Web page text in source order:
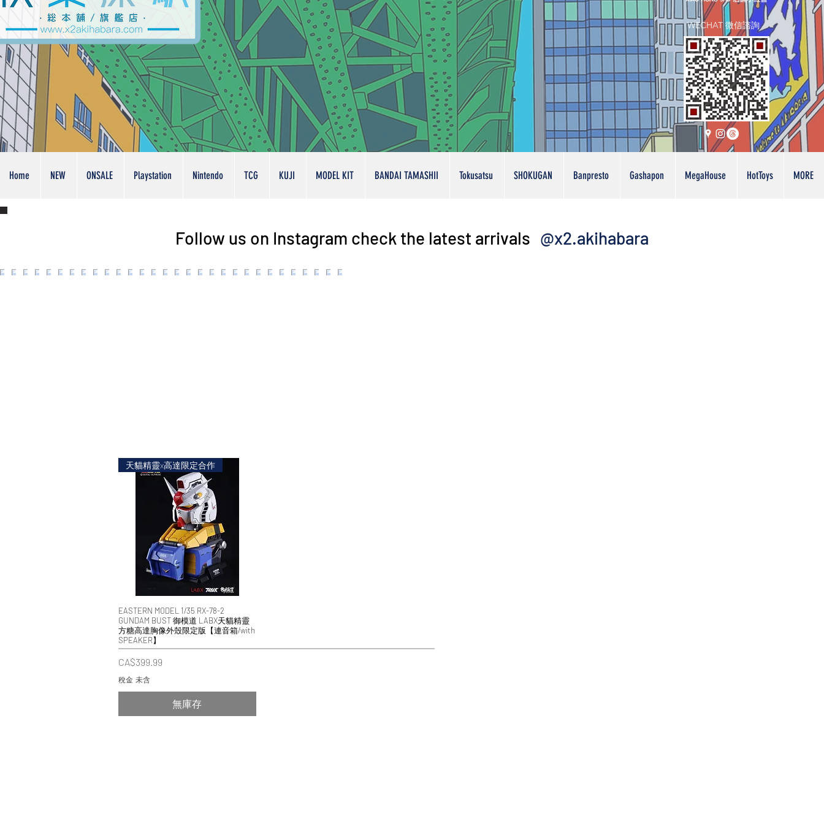
WECHAT 微信諮詢
Home NEW ONSALE Playstation Nintendo TCG KUJI MODEL KIT BANDAI TAMASHII Tokusatsu SHOKUGAN Banpresto Gashapon MegaHouse HotToys MORE
Follow us on Instagram check the latest arrivals @x2.akihabara
快速瀏覽
天貓精靈x高達限定合作
EASTERN MODEL 1/35 RX-78-2
GUNDAM BUST 御模道 LABX天貓精靈
方糖高達胸像外殼限定版【連音箱/with
SPEAKER】
價格
CA$399.99
稅金 未含
無庫存